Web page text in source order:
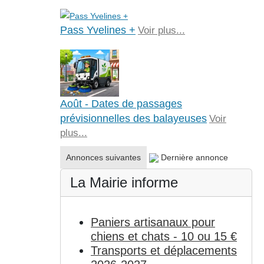
Pass Yvelines + Voir plus...
Août - Dates de passages
prévisionnelles des balayeuses Voir
plus...
Annonces suivantes Dernière annonce
La Mairie informe
Paniers artisanaux pour
chiens et chats - 10 ou 15 €
Transports et déplacements